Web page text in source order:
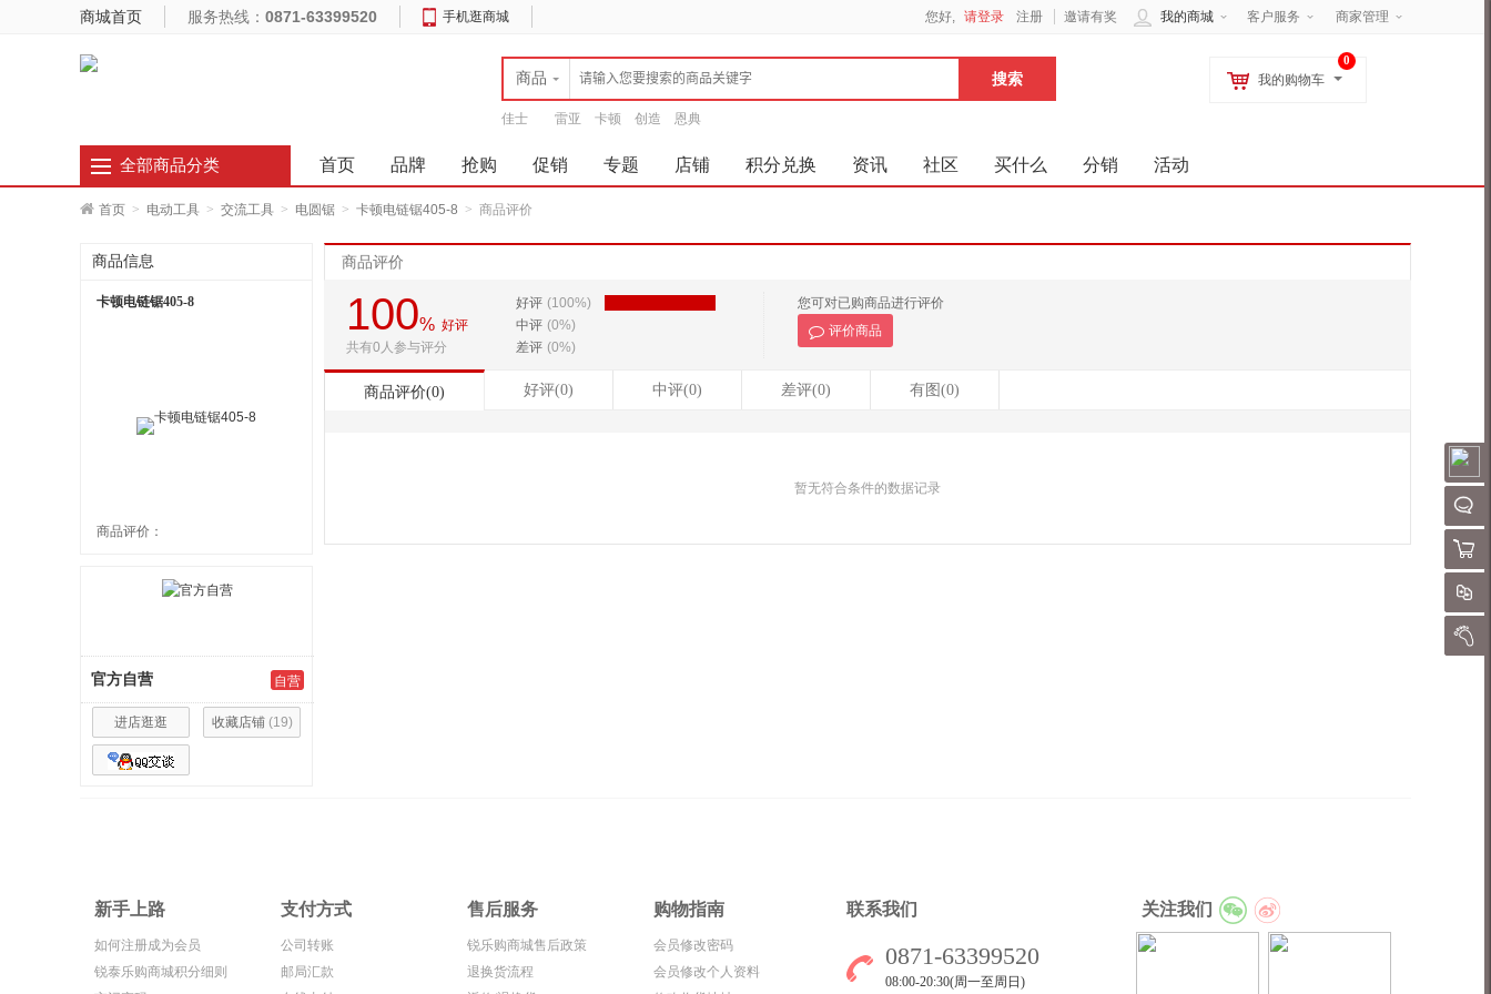
聊
购物
对
我的
商城首页 服务热线： 0871-63399520 手机逛商城 客户服务 商家管理
我的商城
您好, 请登录 注册 邀请有奖
商品
佳士 雷亚 卡顿 创造 恩典
0
我的购物车
全部商品分类 首页 品牌 抢购 促销 专题 店铺 积分兑换 资讯 社区 买什么 分销 活动
首页 > 电动工具 > 交流工具 > 电圆锯 > 卡顿电链锯405-8 > 商品评价
商品评价
100% 好评
共有0人参与评分
好评 (100%)
中评 (0%)
差评 (0%)
您可对已购商品进行评价
评价商品
商品评价(0) 好评(0) 中评(0) 差评(0) 有图(0)
暂无符合条件的数据记录
商品信息
卡顿电链锯405-8
商品评价：
官方自营 自营
进店逛逛 收藏店铺 (19)
新手上路
如何注册成为会员
锐泰乐购商城积分细则
支付方式
公司转账
邮局汇款
售后服务
锐乐购商城售后政策
退换货流程
购物指南
会员修改密码
会员修改个人资料
联系我们
0871-63399520
08:00-20:30(周一至周日)
关注我们